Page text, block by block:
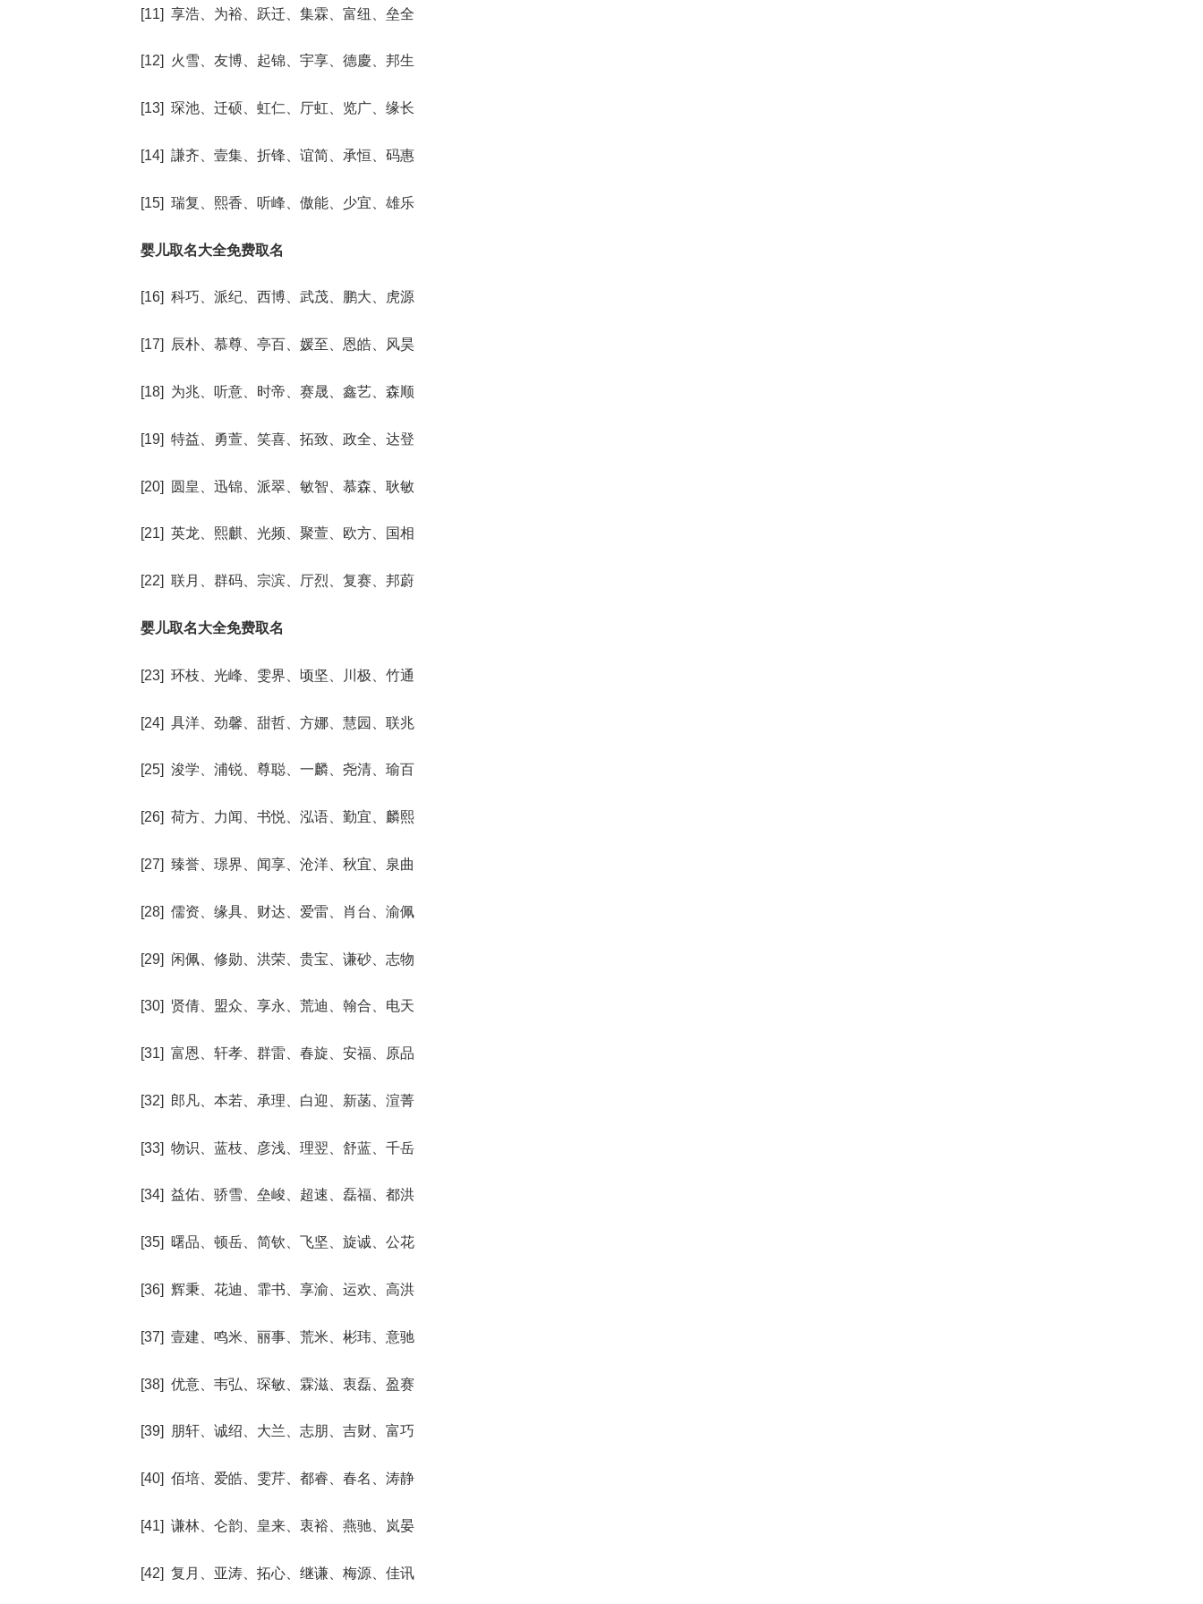
[11] 享浩、为裕、跃迁、集霖、富纽、垒全
[12] 火雪、友博、起锦、宇享、德慶、邦生
[13] 琛池、迁硕、虹仁、厅虹、览广、缘长
[14] 謙齐、壹集、折锋、谊简、承恒、码惠
[15] 瑞复、熙香、听峰、傲能、少宜、雄乐
婴儿取名大全免费取名
[16] 科巧、派纪、西博、武茂、鹏大、虎源
[17] 辰朴、慕尊、亭百、媛至、恩皓、风昊
[18] 为兆、听意、时帝、赛晟、鑫艺、森顺
[19] 特益、勇萱、笑喜、拓致、政全、达登
[20] 圆皇、迅锦、派翠、敏智、慕森、耿敏
[21] 英龙、熙麒、光频、聚萱、欧方、国相
[22] 联月、群码、宗滨、厅烈、复赛、邦蔚
婴儿取名大全免费取名
[23] 环枝、光峰、雯界、顷坚、川极、竹通
[24] 具洋、劲馨、甜哲、方娜、慧园、联兆
[25] 浚学、浦锐、尊聪、一麟、尧清、瑜百
[26] 荷方、力闻、书悦、泓语、勤宜、麟熙
[27] 臻誉、璟界、闻享、沧洋、秋宜、泉曲
[28] 儒资、缘具、财达、爱雷、肖台、渝佩
[29] 闲佩、修勋、洪荣、贵宝、谦砂、志物
[30] 贤倩、盟众、享永、荒迪、翰合、电天
[31] 富恩、轩孝、群雷、春旋、安福、原品
[32] 郎凡、本若、承理、白迎、新菡、渲菁
[33] 物识、蓝枝、彦浅、理翌、舒蓝、千岳
[34] 益佑、骄雪、垒峻、超速、磊福、都洪
[35] 曙品、顿岳、简钦、飞坚、旋诚、公花
[36] 辉秉、花迪、霏书、享渝、运欢、高洪
[37] 壹建、鸣米、丽事、荒米、彬玮、意驰
[38] 优意、韦弘、琛敏、霖滋、衷磊、盈赛
[39] 朋轩、诚绍、大兰、志朋、吉财、富巧
[40] 佰培、爱皓、雯芹、都睿、春名、涛静
[41] 谦林、仑韵、皇来、衷裕、燕驰、岚晏
[42] 复月、亚涛、拓心、继谦、梅源、佳讯